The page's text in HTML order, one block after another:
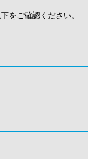
をご確認ください。